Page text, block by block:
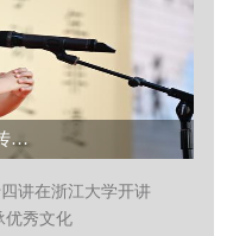
讲在浙江大学开讲
优秀文化